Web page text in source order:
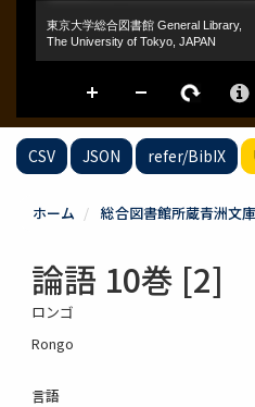
CSV JSON refer/BibIX
ホーム 総合図書館所蔵青洲文庫
論語 10巻 [2]
ロンゴ
Rongo
言語